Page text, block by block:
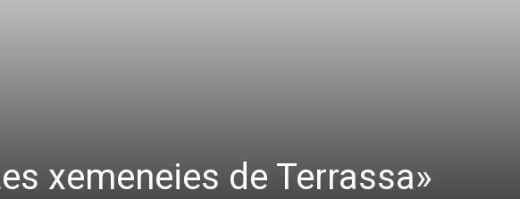
xemeneies de Terrassa»